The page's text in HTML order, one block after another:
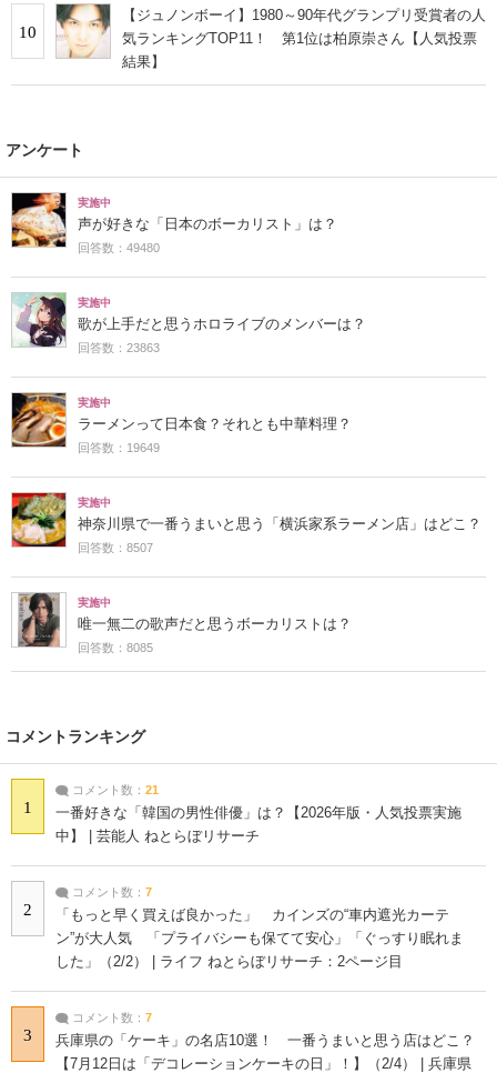
10
【ジュノンボーイ】1980～90年代グランプリ受賞者の人
気ランキングTOP11！ 第1位は柏原崇さん【人気投票
結果】
アンケート
実施中
声が好きな「日本のボーカリスト」は？
回答数：49480
実施中
歌が上手だと思うホロライブのメンバーは？
回答数：23863
実施中
ラーメンって日本食？それとも中華料理？
回答数：19649
実施中
神奈川県で一番うまいと思う「横浜家系ラーメン店」はどこ？
回答数：8507
実施中
唯一無二の歌声だと思うボーカリストは？
回答数：8085
コメントランキング
1
コメント数： 21
一番好きな「韓国の男性俳優」は？【2026年版・人気投票実施
中】 | 芸能人 ねとらぼリサーチ
2
コメント数： 7
「もっと早く買えば良かった」 カインズの“車内遮光カーテ
ン”が大人気 「プライバシーも保てて安心」「ぐっすり眠れま
した」（2/2） | ライフ ねとらぼリサーチ：2ページ目
3
コメント数： 7
兵庫県の「ケーキ」の名店10選！ 一番うまいと思う店はどこ？
【7月12日は「デコレーションケーキの日」！】（2/4） | 兵庫県